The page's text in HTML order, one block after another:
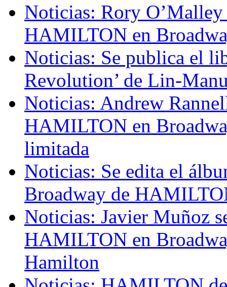
Noticias: Rory
HAMILTON en
Noticias: Se publica el
Revolution’ de Lin-
Noticias: Andrew
HAMILTON en
limitada
Noticias: Se edita el
Broadway de
Noticias: Javier Muñoz
HAMILTON en
Hamilton